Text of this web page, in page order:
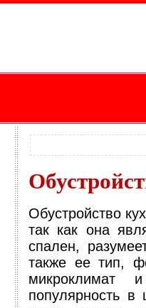
Обустройство
так как она
спален,
также ее тип,
микроклимат
популярность в